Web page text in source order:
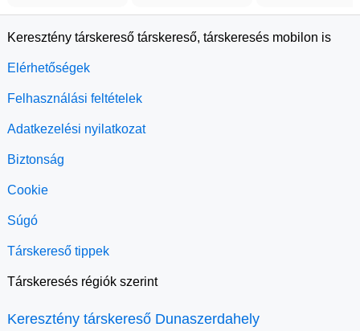
Keresztény társkereső társkereső, társkeresés mobilon is
Elérhetőségek
Felhasználási feltételek
Adatkezelési nyilatkozat
Biztonság
Cookie
Súgó
Társkereső tippek
Társkeresés régiók szerint
Keresztény társkereső Dunaszerdahely